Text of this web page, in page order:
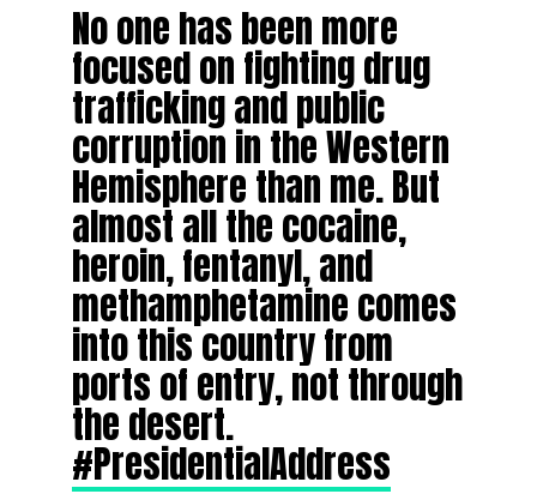
No one has been more
focused on fighting drug
trafficking and public
corruption in the Western
Hemisphere than me. But
almost all the cocaine,
heroin, fentanyl, and
methamphetamine comes
into this country from
ports of entry, not through
the desert.
#PresidentialAddress